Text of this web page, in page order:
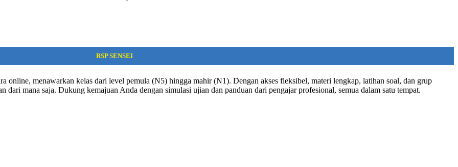
RSP SENSEI
online, menawarkan kelas dari level pemula (N5) hingga mahir (N1). Dengan akses fleksibel, materi lengkap, latihan soal, dan grup
dari mana saja. Dukung kemajuan Anda dengan simulasi ujian dan panduan dari pengajar profesional, semua dalam satu tempat.